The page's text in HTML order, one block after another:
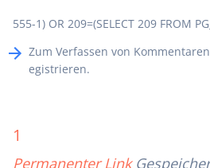
555-1) OR 209=(SELECT 209 FROM
Zum Verfassen von
egistrieren.
1
Permanenter Link